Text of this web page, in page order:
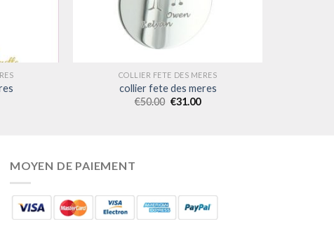
COLLIER FETE DES MERES
collier fete des meres
€50.00 €31.00
MOYEN DE PAIEMENT